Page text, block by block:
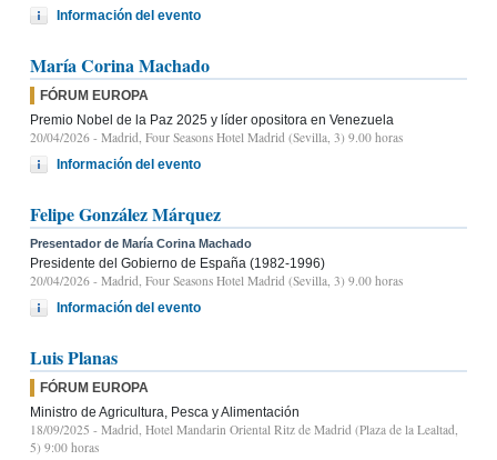
Información del evento
María Corina Machado
FÓRUM EUROPA
Premio Nobel de la Paz 2025 y líder opositora en Venezuela
20/04/2026 - Madrid, Four Seasons Hotel Madrid (Sevilla, 3) 9.00 horas
Información del evento
Felipe González Márquez
Presentador de María Corina Machado
Presidente del Gobierno de España (1982-1996)
20/04/2026 - Madrid, Four Seasons Hotel Madrid (Sevilla, 3) 9.00 horas
Información del evento
Luis Planas
FÓRUM EUROPA
Ministro de Agricultura, Pesca y Alimentación
18/09/2025 - Madrid, Hotel Mandarin Oriental Ritz de Madrid (Plaza de la Lealtad,
5) 9:00 horas